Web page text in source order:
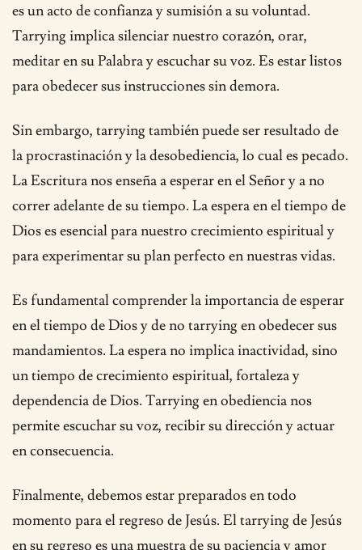
es un acto de confianza y sumisión a su voluntad.
Tarrying implica silenciar nuestro corazón, orar,
meditar en su Palabra y escuchar su voz. Es estar listos
para obedecer sus instrucciones sin demora.
Sin embargo, tarrying también puede ser resultado de
la procrastinación y la desobediencia, lo cual es pecado.
La Escritura nos enseña a esperar en el Señor y a no
correr adelante de su tiempo. La espera en el tiempo de
Dios es esencial para nuestro crecimiento espiritual y
para experimentar su plan perfecto en nuestras vidas.
Es fundamental comprender la importancia de esperar
en el tiempo de Dios y de no tarrying en obedecer sus
mandamientos. La espera no implica inactividad, sino
un tiempo de crecimiento espiritual, fortaleza y
dependencia de Dios. Tarrying en obediencia nos
permite escuchar su voz, recibir su dirección y actuar
en consecuencia.
Finalmente, debemos estar preparados en todo
momento para el regreso de Jesús. El tarrying de Jesús
en su regreso es una muestra de su paciencia y amor